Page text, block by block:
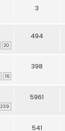
3
20
494
16
398
239
5961
541